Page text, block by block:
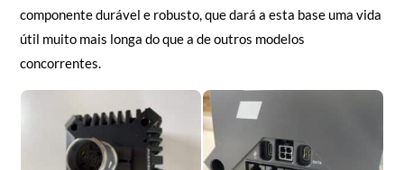
componente durável e robusto, que dará a esta base uma vida
útil muito mais longa do que a de outros modelos
concorrentes.